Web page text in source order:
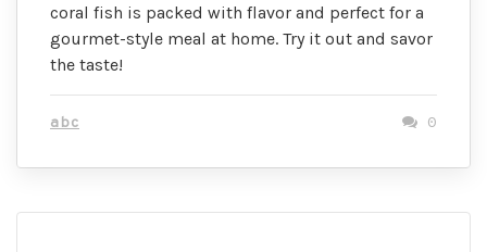
coral fish is packed with flavor and perfect for a
gourmet-style meal at home. Try it out and savor
the taste!
abc 0